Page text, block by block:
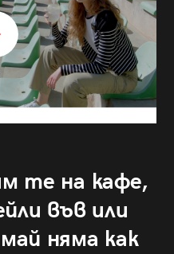
те на кафе,
във или
няма как